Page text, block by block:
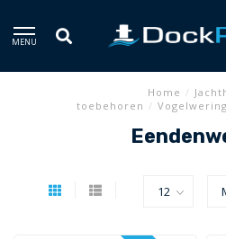
MENU
Home /
toebehoren / Vogelwering